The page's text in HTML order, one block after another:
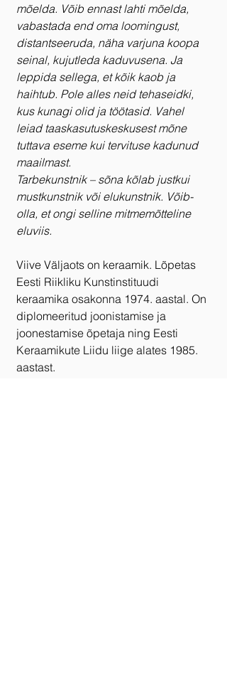
mõelda. Võib ennast lahti mõelda,
vabastada end oma loomingust,
distantseeruda, näha varjuna koopa
seinal, kujutleda kaduvusena. Ja
leppida sellega, et kõik kaob ja
haihtub. Pole alles neid tehaseidki,
kus kunagi olid ja töötasid. Vahel
leiad taaskasutuskeskusest mõne
tuttava eseme kui tervituse kadunud
maailmast.
Tarbekunstnik – sõna kõlab justkui
mustkunstnik või elukunstnik. Võib-
olla, et ongi selline mitmemõtteline
eluviis.
Viive Väljaots on keraamik. Lõpetas
Eesti Riikliku Kunstinstituudi
keraamika osakonna 1974. aastal. On
diplomeeritud joonistamise ja
joonestamise õpetaja ning Eesti
Keraamikute Liidu liige alates 1985.
aastast.